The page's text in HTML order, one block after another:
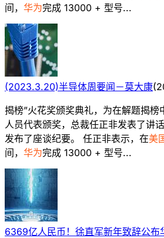
间， 华为完成 13000 + 型号...
(2023.3.20)半导体周要闻－莫大康(
揭榜”火花奖颁奖典礼，为在解题揭榜
人员代表颁奖，总裁任正非发表了讲
发布了座谈纪要。 任正非表示，在美
间， 华为完成 13000 + 型号...
6369亿人民币！徐直军新年致辞公